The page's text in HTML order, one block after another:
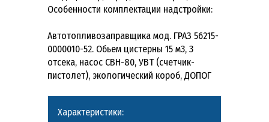
Особенности комплектации надстройки:
Автотопливозаправщика мод. ГРАЗ 56215-
0000010-52. Обьем цистерны 15 м3, 3
отсека, насос СВН-80, УВТ (счетчик-
пистолет), экологический короб, ДОПОГ
Характеристики: